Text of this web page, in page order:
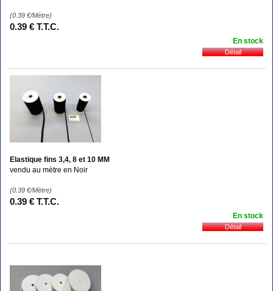
(0.39 €/Mètre)
0.39 € T.T.C.
En stock
Elastique fins 3,4, 8 et 10 MM
vendu au mètre en Noir
(0.39 €/Mètre)
0.39 € T.T.C.
En stock